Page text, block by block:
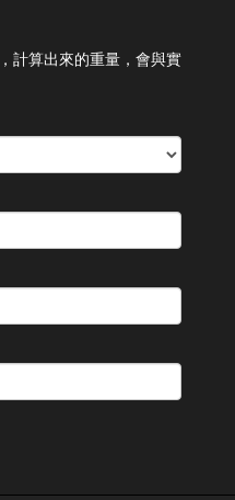
計算出來的重量，會與實